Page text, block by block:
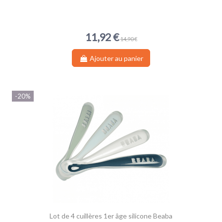
11,92 € 14,90 €
Ajouter au panier
-20%
Lot de 4 cuillères 1er âge silicone Beaba